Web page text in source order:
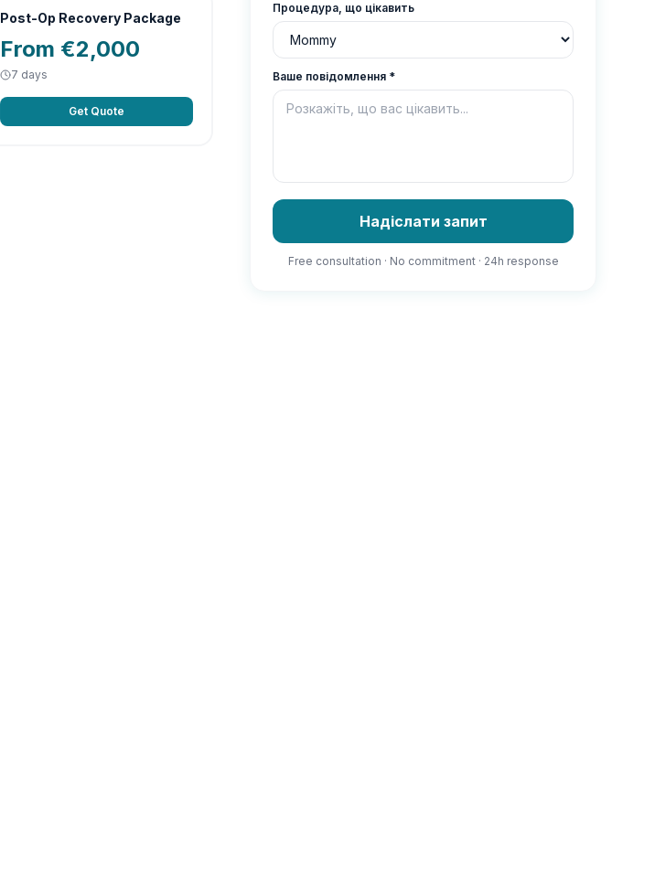
Post-Op Recovery Package
From €2,000
7 days
Get Quote
Процедура, що цікавить
Ваше повідомлення *
Надіслати запит
Free consultation · No commitment · 24h response